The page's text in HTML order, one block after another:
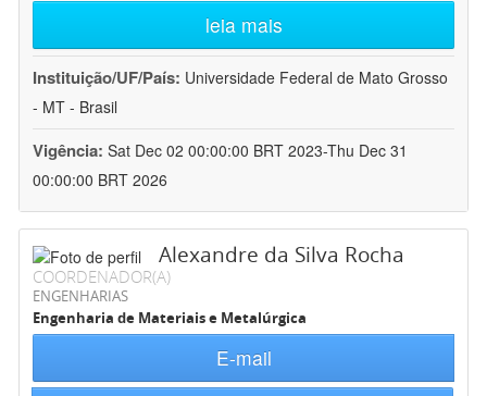
leia mais
Instituição/UF/País: Universidade Federal de Mato Grosso
- MT - Brasil
Vigência: Sat Dec 02 00:00:00 BRT 2023-Thu Dec 31
00:00:00 BRT 2026
Alexandre da Silva Rocha
COORDENADOR(A)
ENGENHARIAS
Engenharia de Materiais e Metalúrgica
E-mail